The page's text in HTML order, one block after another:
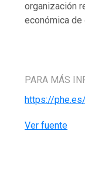
organización
económica
PARA MÁS
https://phe.es/
Ver fuente